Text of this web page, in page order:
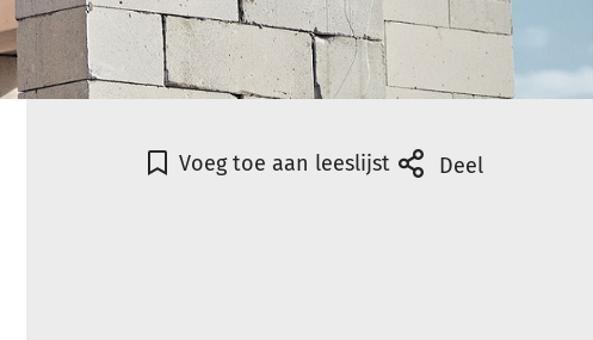
Voeg toe aan leeslijst Deel